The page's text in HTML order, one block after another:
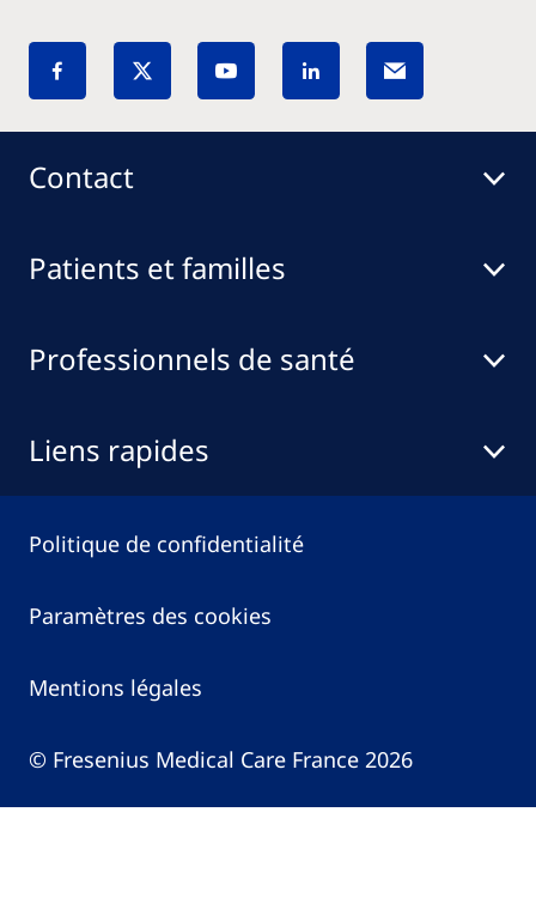
Patients et familles
Professionnels de santé
Liens rapides
Contact
© Fresenius Medical Care France 2026
Politique de confidentialité
Paramètres des cookies
Mentions légales